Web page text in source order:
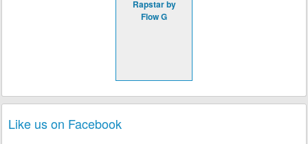
Rapstar by
Flow G
Like us on Facebook